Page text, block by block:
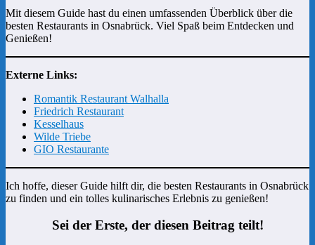
Mit diesem Guide hast du einen umfassenden Überblick über die
besten Restaurants in Osnabrück. Viel Spaß beim Entdecken und
Genießen!
Externe Links:
Romantik Restaurant Walhalla
Friedrich Restaurant
Kesselhaus
Wilde Triebe
GIO Restaurante
Ich hoffe, dieser Guide hilft dir, die besten Restaurants in Osnabrück
zu finden und ein tolles kulinarisches Erlebnis zu genießen!
Sei der Erste, der diesen Beitrag teilt!